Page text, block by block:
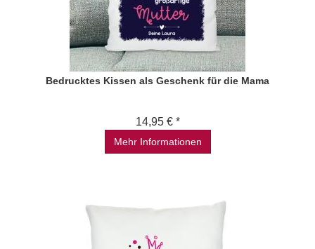
Bedrucktes Kissen als Geschenk für die Mama
14,95 € *
Mehr Informationen